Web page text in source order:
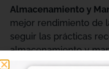
Almacenamiento y
mejor rendimiento de
seguir las prácticas
almacenamiento y
un lugar fresco y